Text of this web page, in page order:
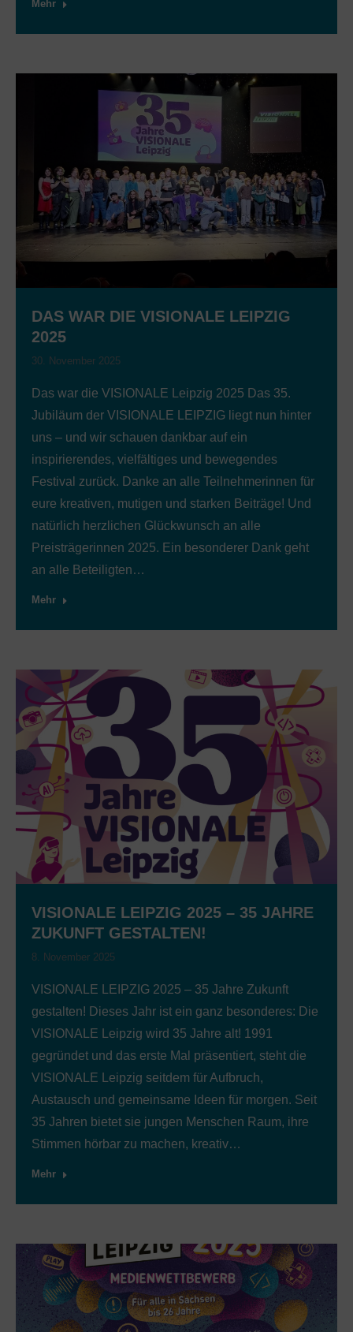
Mehr
DAS WAR DIE VISIONALE LEIPZIG
2025
30. November 2025
Das war die VISIONALE Leipzig 2025 Das 35.
Jubiläum der VISIONALE LEIPZIG liegt nun hinter
uns – und wir schauen dankbar auf ein
inspirierendes, vielfältiges und bewegendes
Festival zurück. Danke an alle Teilnehmerinnen für
eure kreativen, mutigen und starken Beiträge! Und
natürlich herzlichen Glückwunsch an alle
Preisträgerinnen 2025. Ein besonderer Dank geht
an alle Beteiligten…
Mehr
VISIONALE LEIPZIG 2025 – 35 JAHRE
ZUKUNFT GESTALTEN!
8. November 2025
VISIONALE LEIPZIG 2025 – 35 Jahre Zukunft
gestalten! Dieses Jahr ist ein ganz besonderes: Die
VISIONALE Leipzig wird 35 Jahre alt! 1991
gegründet und das erste Mal präsentiert, steht die
VISIONALE Leipzig seitdem für Aufbruch,
Austausch und gemeinsame Ideen für morgen. Seit
35 Jahren bietet sie jungen Menschen Raum, ihre
Stimmen hörbar zu machen, kreativ…
Mehr